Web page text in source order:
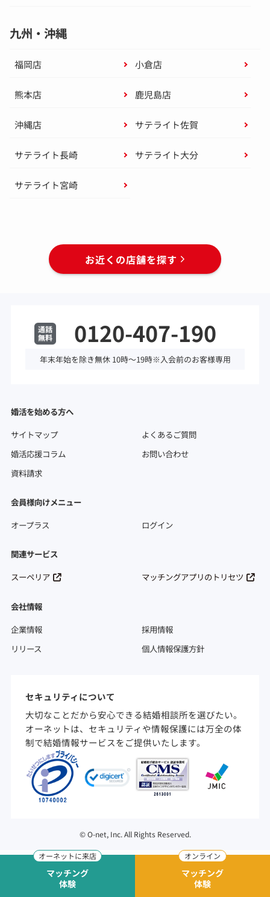
九州・沖縄
福岡店 小倉店
熊本店 鹿児島店
沖縄店 サテライト佐賀
サテライト長崎 サテライト大分
サテライト宮崎
お近くの店舗を探す
マッチング
体験
マッチング
体験
0120-407-190
年末年始を除き無休 10時～19時※入会前のお客様専用
婚活を始める方へ
サイトマップ
よくあるご質問
婚活応援コラム
お問い合わせ
資料請求
会員様向けメニュー
オープラス
ログイン
関連サービス
スーペリア
マッチングアプリのトリセツ
会社情報
企業情報
採用情報
リリース
個人情報保護方針
セキュリティについて
大切なことだから安心できる結婚相談所を選びたい。
オーネットは、セキュリティや情報保護には万全の体
制で結婚情報サービスをご提供いたします。
©O-net, Inc. All Rights Reserved.